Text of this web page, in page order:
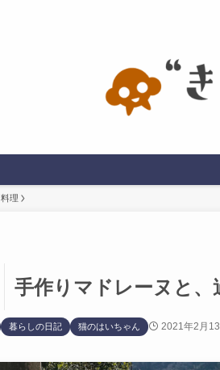
料理
手作りマドレーヌと
暮らしの日記 猫のはいちゃん 2021年2月